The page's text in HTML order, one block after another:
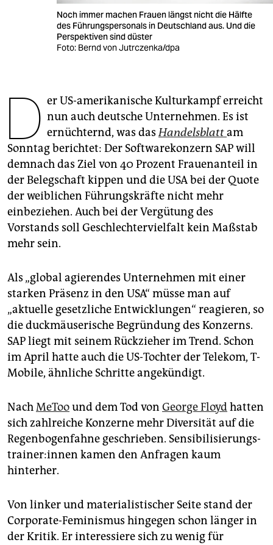
fragen & hilfe
unterstützen
epaper login
Noch immer machen Frauen längst nicht die Hälfte
des Führungspersonals in Deutschland aus. Und die
Perspektiven sind düster
Foto: Bernd von Jutrczenka/dpa
D er US-amerikanische Kulturkampf erreicht
nun auch deutsche Unternehmen. Es ist
ernüchternd, was dasHandelsblattam
Sonntag berichtet: Der Softwarekonzern SAP will
demnach das Ziel von 40 Prozent Frauenanteil in
der Belegschaft kippen und die USA bei der Quote
der weiblichen Führungskräfte nicht mehr
einbeziehen. Auch bei der Vergütung des
Vorstands soll Geschlechtervielfalt kein Maßstab
mehr sein.
Als „global agierendes Unternehmen mit einer
starken Präsenz in den USA“ müsse man auf
„aktuelle gesetzliche Entwicklungen“ reagieren, so
die duckmäuserische Begründung des Konzerns.
SAP liegt mit seinem Rückzieher im Trend. Schon
im April hatte auch die US-Tochter der Telekom, T-
Mobile, ähnliche Schritte angekündigt.
NachMeToound dem Tod von George Floydhatten
sich zahlreiche Konzerne mehr Diversität auf die
Regenbogenfahne geschrieben. Sen­si­bi­li­sie­rungs­
trai­ne­r:in­nen kamen den Anfragen kaum
hinterher.
Von linker und materialistischer Seite stand der
Corporate-Feminismus hingegen schon länger in
der Kritik. Er interessiere sich zu wenig für